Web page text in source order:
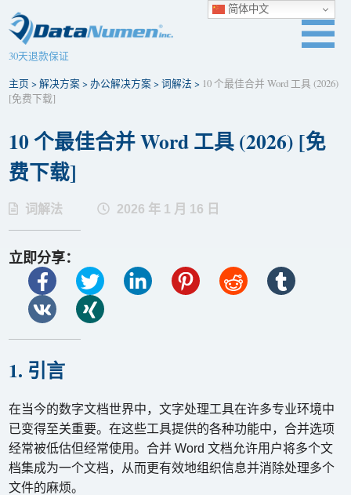
30天退款保证
主页 >解决方案>办公解决方案>词解法 > 10 个最佳合并 Word 工具 (2026)
[免费下​​载]
10 个最佳合并 Word 工具 (2026) [免
费下​​载]
词解法 2026 年 1 月 16 日
立即分享：
1. 引言
在当今的数字文档世界中，文字处理工具在许多专业环境中
已变得至关重要。在这些工具提供的各种功能中，合并选项
经常被低估但经常使用。合并 Word 文档允许用户将多个文
档集成为一个文档，从而更有效地组织信息并消除处理多个
文件的麻烦。
简体中文